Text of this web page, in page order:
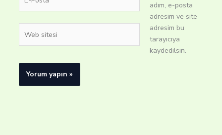
Posta*
sitesi
adım, e-posta
adresim ve site
adresim bu
tarayıcıya
kaydedilsin.